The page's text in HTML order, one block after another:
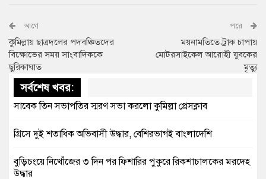
আগে
কুমিল্লায় ছাত্রদলের পদবঞ্চিতদের
বিক্ষোভের সময় সাংবাদিককে
ছুরিকাঘাত
পরে
ময়নামতিতে ট্রাক চাপায়
মোটরসাইকেল আরোহী যুবকের
মৃত্যু
সর্বশেষ খবর:
সাবেক তিন সভাপতির স্মরণ সভা করলো কুমিল্লা প্রেসক্লাব
গ্রিসে দুই শতাধিক অভিবাসী উদ্ধার, বেশিরভাগই বাংলাদেশি
বুড়িচংয়ে নিখোঁজের ৩ দিন পর ফিশারির পুকুরে রিকশাচালকের মরদেহ
উদ্ধার